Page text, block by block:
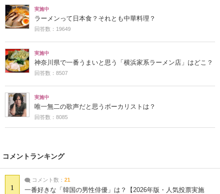
実施中
ラーメンって日本食？それとも中華料理？
回答数：19649
実施中
神奈川県で一番うまいと思う「横浜家系ラーメン店」はどこ？
回答数：8507
実施中
唯一無二の歌声だと思うボーカリストは？
回答数：8085
コメントランキング
1
コメント数： 21
一番好きな「韓国の男性俳優」は？【2026年版・人気投票実施